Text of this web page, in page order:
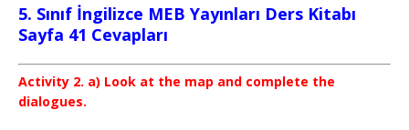
5. Sınıf İngilizce MEB Yayınları Ders Kitabı
Sayfa 41 Cevapları
Activity 2. a) Look at the map and complete the
dialogues.